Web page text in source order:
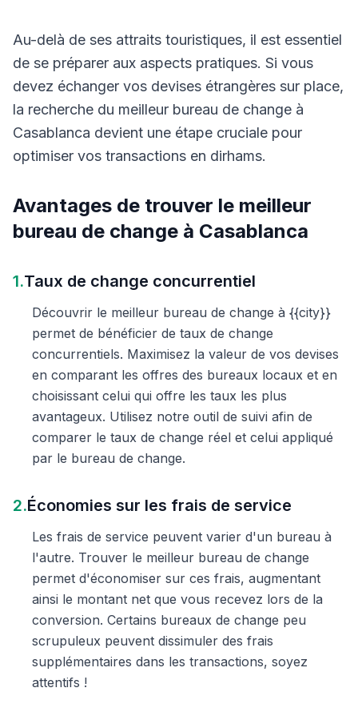
Au-delà de ses attraits touristiques, il est essentiel
de se préparer aux aspects pratiques. Si vous
devez échanger vos devises étrangères sur place,
la recherche du meilleur bureau de change à
Casablanca devient une étape cruciale pour
optimiser vos transactions en dirhams.
Avantages de trouver le meilleur
bureau de change à Casablanca
1.Taux de change concurrentiel
Découvrir le meilleur bureau de change à {{city}}
permet de bénéficier de taux de change
concurrentiels. Maximisez la valeur de vos devises
en comparant les offres des bureaux locaux et en
choisissant celui qui offre les taux les plus
avantageux. Utilisez notre outil de suivi afin de
comparer le taux de change réel et celui appliqué
par le bureau de change.
2.Économies sur les frais de service
Les frais de service peuvent varier d'un bureau à
l'autre. Trouver le meilleur bureau de change
permet d'économiser sur ces frais, augmentant
ainsi le montant net que vous recevez lors de la
conversion. Certains bureaux de change peu
scrupuleux peuvent dissimuler des frais
supplémentaires dans les transactions, soyez
attentifs !